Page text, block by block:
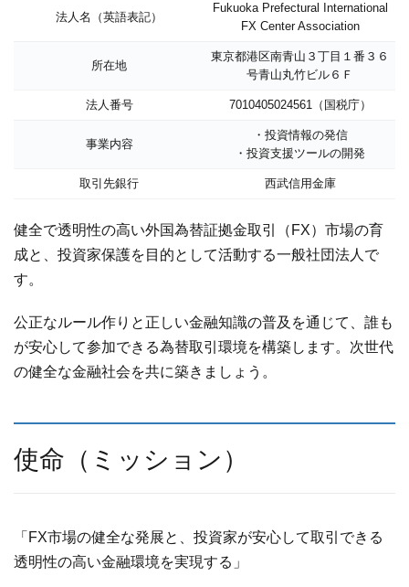
法人名（英語表記）
Fukuoka Prefectural International
FX Center Association
所在地
東京都港区南青山３丁目１番３６
号青山丸竹ビル６Ｆ
法人番号 7010405024561（ 国税庁）
事業内容
・投資情報の発信
・投資支援ツールの開発
取引先銀行 西武信用金庫
健全で透明性の高い外国為替証拠金取引（FX）市場の育
成と、投資家保護を目的として活動する一般社団法人で
す。
公正なルール作りと正しい金融知識の普及を通じて、誰も
が安心して参加できる為替取引環境を構築します。次世代
の健全な金融社会を共に築きましょう。
使命（ミッション）
「FX市場の健全な発展と、投資家が安心して取引できる
透明性の高い金融環境を実現する」